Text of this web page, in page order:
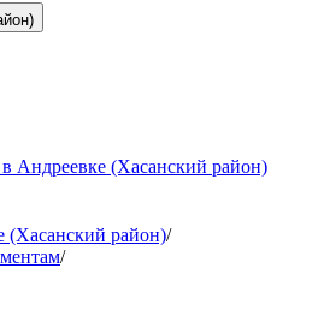
Андреевке (Хасанский район)
(Хасанский район)/
/